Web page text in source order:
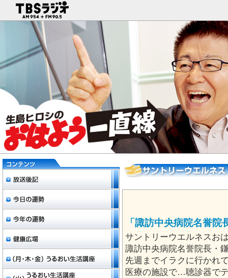
「諏訪中央病院名誉院
サントリーウエルネスお
諏訪中央病院名誉院長・
先週までイラクに行かれ
医療の施設で…聴診器で